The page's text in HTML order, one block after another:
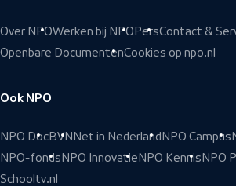
Over NPOWerken bij NPO PersContact &
Openbare DocumentenCookies op npo.nl
Ook NPO
NPO DocBVN Net in Nederland NPO Campus
NPO-fonds NPO Innovatie NPO Kennis NPO
Schooltv.nl